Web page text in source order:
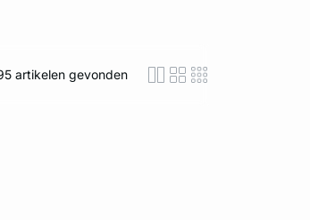
artikelen gevonden icon-layout-
icon-layout-
icon-layout-